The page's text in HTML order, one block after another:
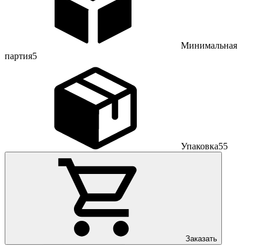
Минимальная
партия5
Упаковка55
Заказать